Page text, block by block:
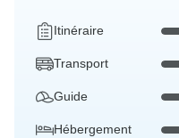
Itinéraire
Transport
Guide
Hébergement